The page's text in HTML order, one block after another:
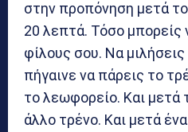
στην προπόνηση μετά το
20 λεπτά. Τόσο μπορείς
φίλους σου. Να
πήγαινε να πάρεις το
το λεωφορείο. Και μετά
άλλο τρένο. Και μετά